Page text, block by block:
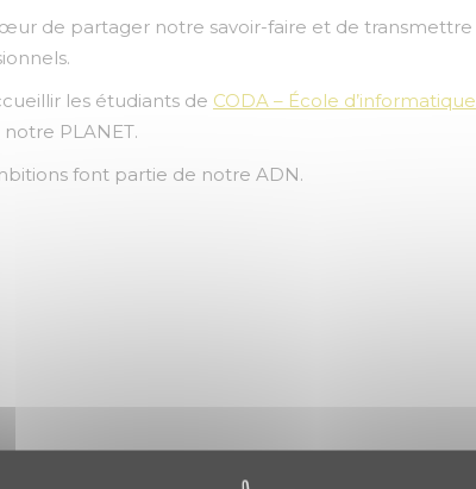
de partager notre savoir-faire et de transmettre
les étudiants de CODA – École d’informatique
PLANET.
font partie de notre ADN.